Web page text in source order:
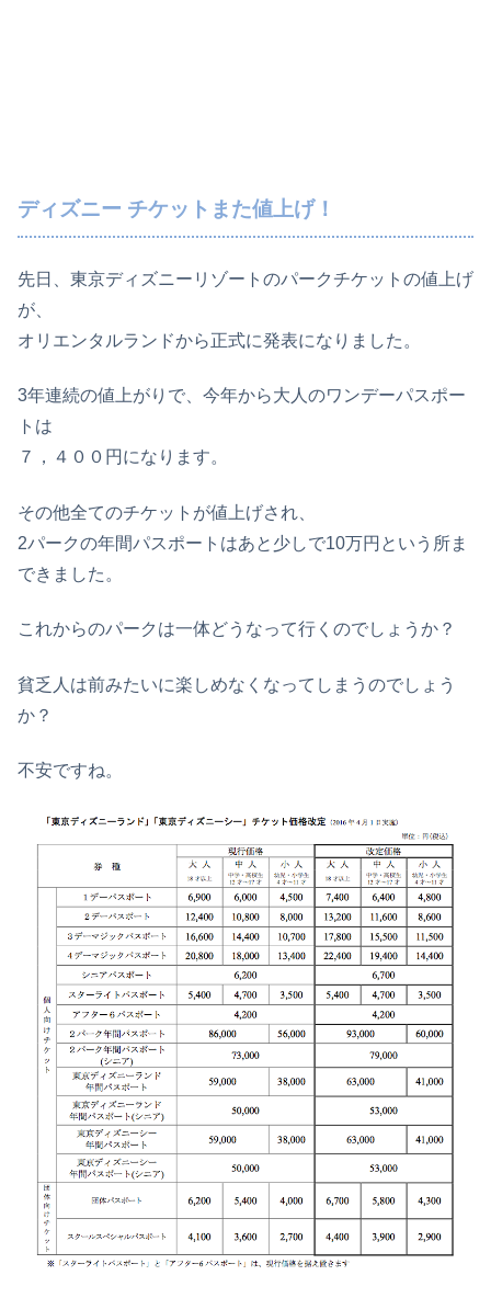
ディズニー チケットまた値上げ！
先日、東京ディズニーリゾートのパークチケットの値上げ
が、
オリエンタルランドから正式に発表になりました。
3年連続の値上がりで、今年から大人のワンデーパスポー
トは
７，４００円になります。
その他全てのチケットが値上げされ、
2パークの年間パスポートはあと少しで10万円という所ま
できました。
これからのパークは一体どうなって行くのでしょうか？
貧乏人は前みたいに楽しめなくなってしまうのでしょう
か？
不安ですね。